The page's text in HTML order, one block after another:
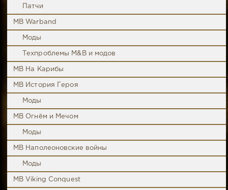
Патчи
MB Warband
Моды
Техпроблемы M&B и модов
MB На Карибы
MB История Героя
Моды
MB Огнём и Мечом
Моды
MB Наполеоновские войны
Моды
MB Viking Conquest